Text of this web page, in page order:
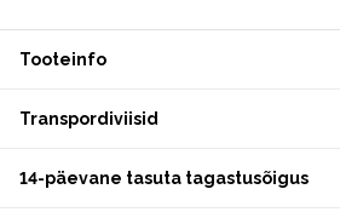
Tooteinfo
Transpordiviisid
14-päevane tasuta tagastusõigus